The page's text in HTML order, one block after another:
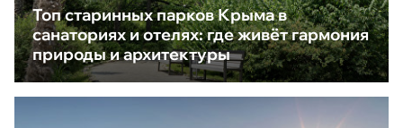
Топ старинных парков Крыма в
санаториях и отелях: где живёт гармония
природы и архитектуры